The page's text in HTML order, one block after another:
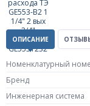
ОПИСАНИЕ
Номенклатурный
Бренд
Инженерная система